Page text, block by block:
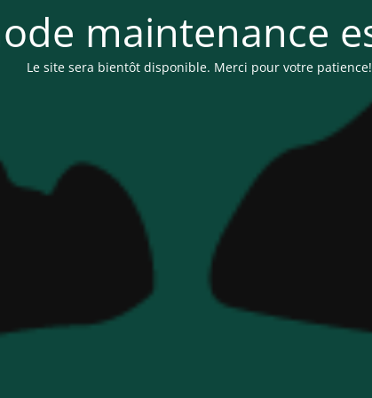
maintenance
Le site sera bientôt disponible. Merci pour votre patience!